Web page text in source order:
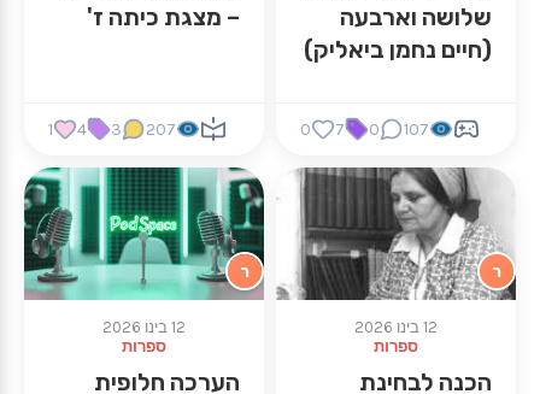
שלושה וארבעה
(חיים נחמן ביאליק)
107
0
7
0
– מצגת כיתה ז'
207
3
4
1
ר
12 בינו 2026
ספרות
הכנה לבחינת
ר
12 בינו 2026
ספרות
הערכה חלופית